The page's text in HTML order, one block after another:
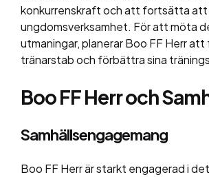
konkurrenskraft och att fortsätta att
ungdomsverksamhet. För att möta
utmaningar, planerar Boo FF Herr att
tränarstab och förbättra sina
Boo FF Herr och
Samhällsengagemang
Boo FF Herr är starkt engagerad i